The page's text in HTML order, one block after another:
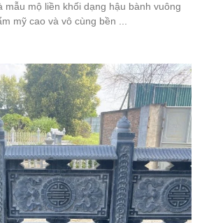
mẫu mộ liền khối dạng hậu bành vuông
mỹ cao và vô cùng bền ...